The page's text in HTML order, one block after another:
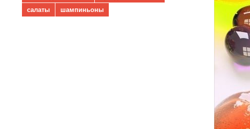
салаты
шампиньоны